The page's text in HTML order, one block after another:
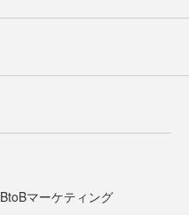
BtoBマーケティング